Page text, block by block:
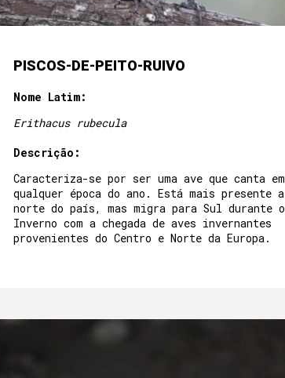
PISCOS-DE-PEITO-RUIVO
Nome Latim:
Erithacus rubecula
Descrição:
Caracteriza-se por ser uma ave que canta em
qualquer época do ano. Está mais presente a
norte do país, mas migra para Sul durante o
Inverno com a chegada de aves invernantes
provenientes do Centro e Norte da Europa.